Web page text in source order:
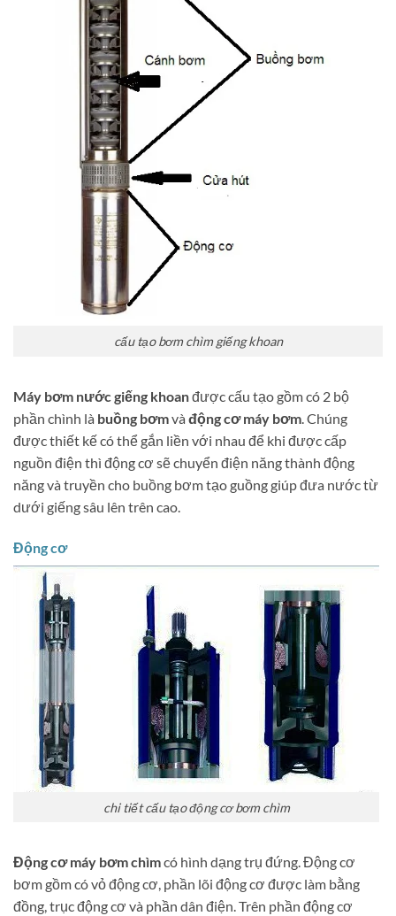
cấu tạo bơm chìm giếng khoan
Máy bơm nước giếng khoanđược cấu tạo gồm có 2 bộ
phần chình là buồng bơmvà động cơ máy bơm. Chúng
được thiết kế có thể gắn liền với nhau để khi được cấp
nguồn điện thì động cơ sẽ chuyển điện năng thành động
năng và truyền cho buồng bơm tạo guồng giúp đưa nước từ
dưới giếng sâu lên trên cao.
Động cơ
chi tiết cấu tạo động cơ bơm chìm
Động cơ máy bơm chìmcó hình dạng trụ đứng. Động cơ
bơm gồm có vỏ động cơ, phần lõi động cơ được làm bằng
đồng, trục động cơ và phần dân điện. Trên phần động cơ